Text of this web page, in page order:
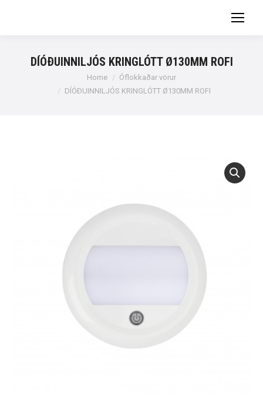
DÍÓÐUINNILJÓS KRINGLÓTT Ø130MM ROFI
Home
Óflokkaðar vörur
DÍÓÐUINNILJÓS KRINGLÓTT Ø130MM ROFI